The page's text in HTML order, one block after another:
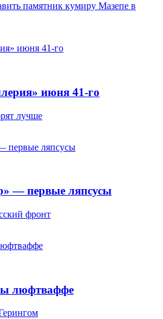
памятник кумиру Мазепе в
июня 41-го
лучше
— первые ляпсусы
фронт
люфтваффе